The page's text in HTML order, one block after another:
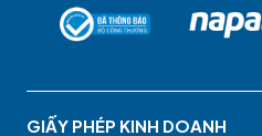
GIẤY PHÉP KINH DOANH